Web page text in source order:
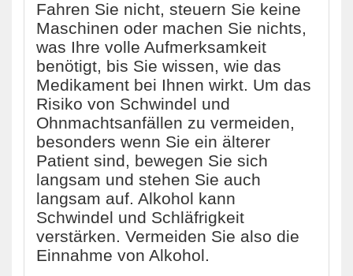
Fahren Sie nicht, steuern Sie keine
Maschinen oder machen Sie nichts,
was Ihre volle Aufmerksamkeit
benötigt, bis Sie wissen, wie das
Medikament bei Ihnen wirkt. Um das
Risiko von Schwindel und
Ohnmachtsanfällen zu vermeiden,
besonders wenn Sie ein älterer
Patient sind, bewegen Sie sich
langsam und stehen Sie auch
langsam auf. Alkohol kann
Schwindel und Schläfrigkeit
verstärken. Vermeiden Sie also die
Einnahme von Alkohol.